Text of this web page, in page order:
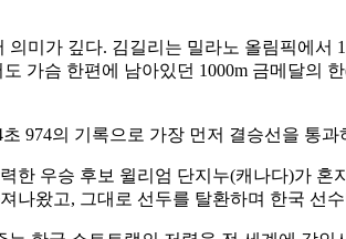
미가 깊다. 김길리는 밀라노 올림픽에서
가슴 한편에 남아있던 1000m 금메달의
974의 기록으로 가장 먼저 결승선을 통
우승 후보 윌리엄 단지누(캐나다)가 혼
나왔고, 그대로 선두를 탈환하며 한국 선